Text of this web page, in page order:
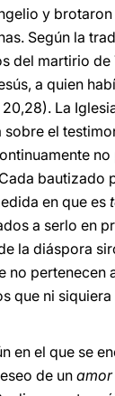
y
Según la
del martirio de
a quien
20,28). La
el
bautizado
en que es
a serlo en
la diáspora
no pertenecen
que ni
en el que se
de unamor